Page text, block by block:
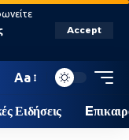
Accept
Aa
Ειδήσεις